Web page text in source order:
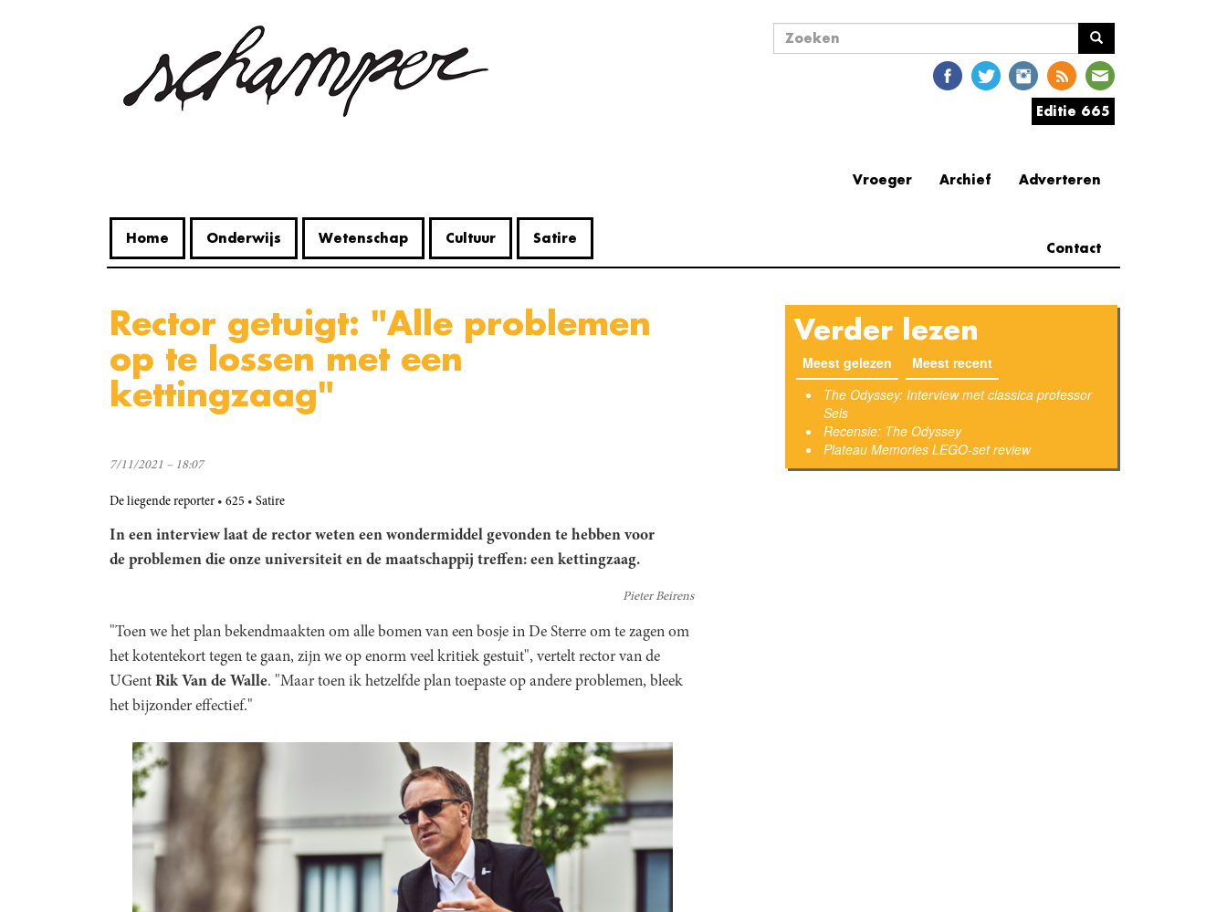
Home Onderwijs Wetenschap Cultuur Satire
Zoekveld
Editie 665
Adverteren
Archief
Vroeger
Contact
Rector getuigt: "Alle problemen
op te lossen met een
kettingzaag"
7/11/2021 – 18:07
De liegende reporter 625 Satire
In een interview laat de rector weten een wondermiddel gevonden te hebben voor
de problemen die onze universiteit en de maatschappij treffen: een kettingzaag.
Pieter Beirens
"Toen we het plan bekendmaakten om alle bomen van een bosje in De Sterre om te zagen om
het kotentekort tegen te gaan, zijn we op enorm veel kritiek gestuit", vertelt rector van de
UGent Rik Van de Walle. "Maar toen ik hetzelfde plan toepaste op andere problemen, bleek
het bijzonder effectief."
Verder lezen
Meest gelezen Meest recent
The Odyssey: Interview met classica professor
Sels
Recensie: The Odyssey
Plateau Memories LEGO-set review